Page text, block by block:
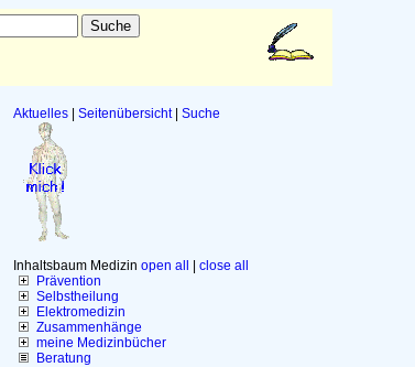
Aktuelles Seitenübersicht| Suche
Inhaltsbaum Medizin open all
close all
Prävention
Selbstheilung
Elektromedizin
Zusammenhänge
meine Medizinbücher
Beratung